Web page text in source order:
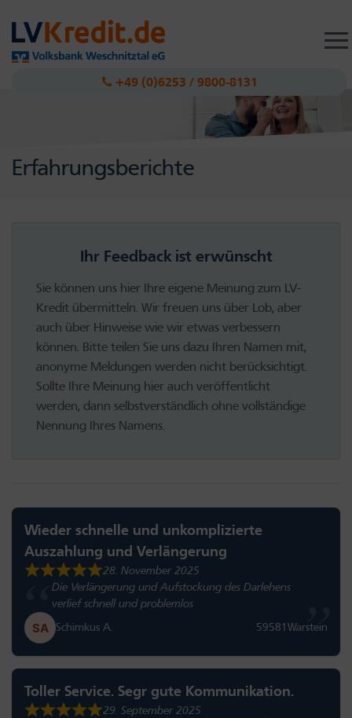
+49 (0)6253 / 9800-8131
Erfahrungsberichte
Ihr Feedback ist erwünscht
Sie können uns hier Ihre eigene Meinung zum LV-
Kredit übermitteln. Wir freuen uns über Lob, aber
auch über Hinweise wie wir etwas verbessern
können. Bitte teilen Sie uns dazu Ihren Namen mit,
anonyme Meldungen werden nicht berücksichtigt.
Sollte Ihre Meinung hier auch veröffentlicht
werden, dann selbstverständlich ohne vollständige
Nennung Ihres Namens.
Wieder schnelle und unkomplizierte
Auszahlung und Verlängerung
28. November 2025
Die Verlängerung und Aufstockung des Darlehens
verlief schnell und problemlos
Schimkus A.
59581Warstein
Toller Service. Segr gute Kommunikation.
29. September 2025